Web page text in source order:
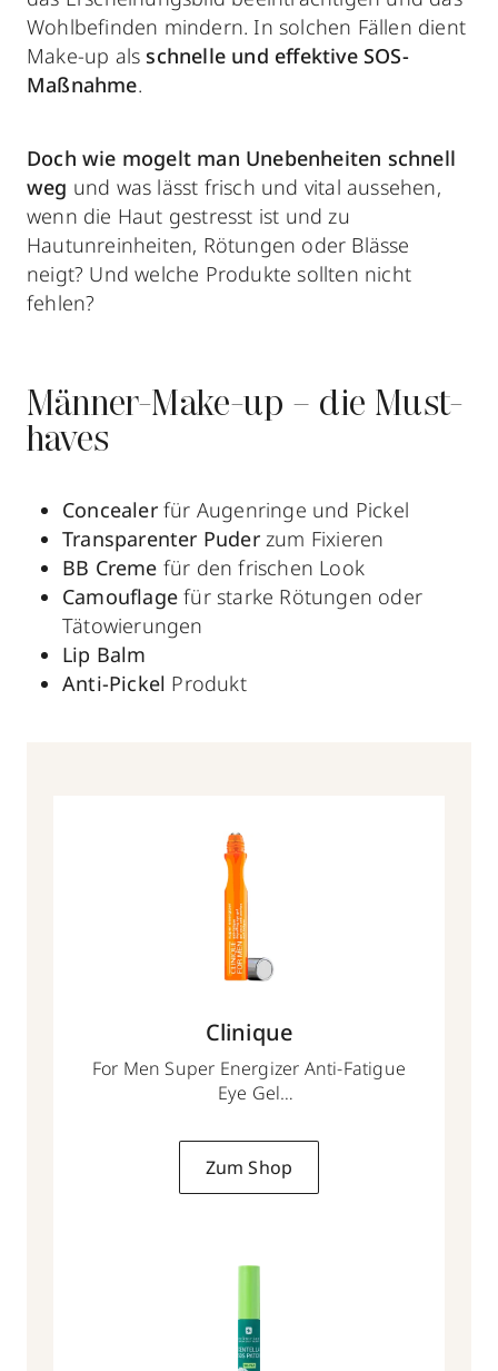
Wohlbefinden mindern. In solchen Fällen dient
Make-up als schnelle und effektive SOS-
Maßnahme.
Doch wie mogelt man Unebenheiten schnell
weg und was lässt frisch und vital aussehen,
wenn die Haut gestresst ist und zu
Hautunreinheiten, Rötungen oder Blässe
neigt? Und welche Produkte sollten nicht
fehlen?
Männer-Make-up – die Must-
haves
Concealerfür Augenringe und Pickel
Transparenter Puderzum Fixieren
BB Creme für den frischen Look
Camouflagefür starke Rötungen oder
Tätowierungen
Lip Balm
Anti-Pickel Produkt
Clinique
For Men Super Energizer Anti-Fatigue
Eye Gel
Zum Shop